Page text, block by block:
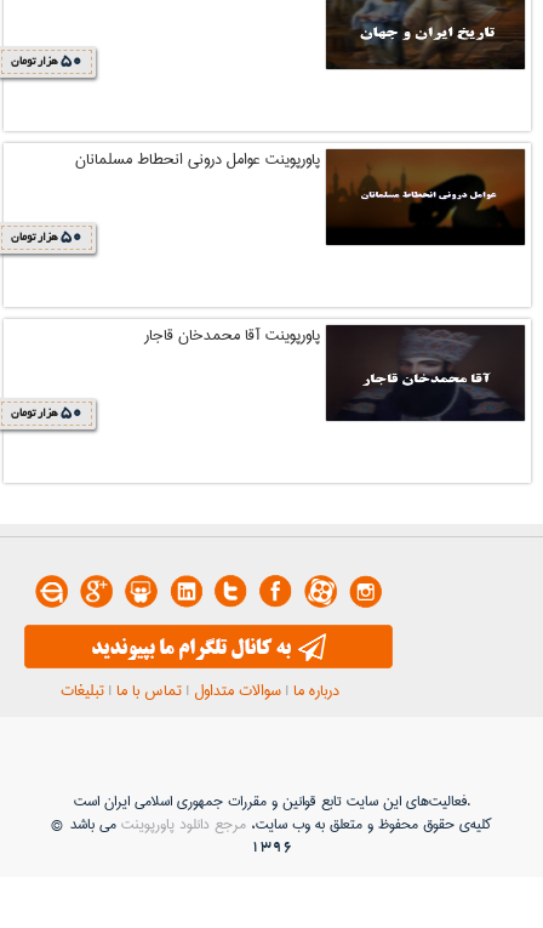
50 هزار تومان
پاورپوینت عوامل درونی انحطاط مسلمانان
50 هزار تومان
پاورپوینت آقا محمدخان قاجار
50 هزار تومان
درباره ما |سوالات متداول |تماس با ما |تبلیغات
فعاليت‌های اين سايت تابع قوانين و مقررات جمهوری اسلامی ايران است.
کلیه‌ی حقوق محفوظ و متعلق به وب سایت،مرجع دانلود پاورپوینتمی باشد ©
1396